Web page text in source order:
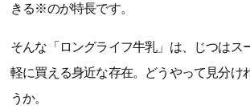
きる※のが特長です。
そんな「ロングライフ牛乳」は、じつはス
軽に買える身近な存在。どうやって見分け
うか。